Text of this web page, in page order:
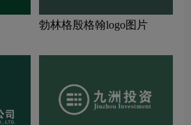
勃林格殷格翰logo图片